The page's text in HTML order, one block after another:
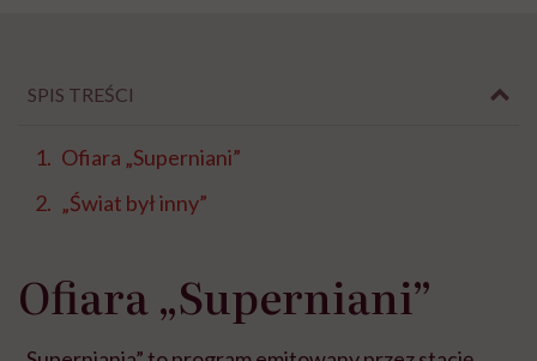
SPIS TREŚCI
Ofiara „Superniani”
„Świat był inny”
Ofiara „Superniani”